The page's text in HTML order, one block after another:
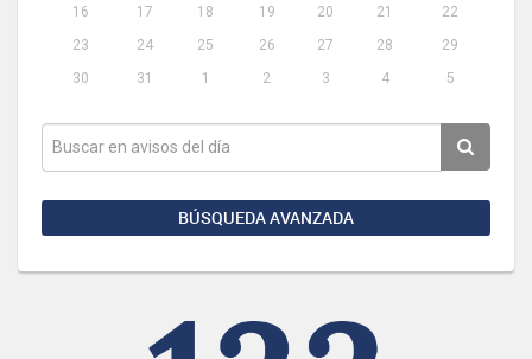
16
17 18 19 20 21
22
23
24 25 26 27 28
29
30
31 1 2 3 4 5
BÚSQUEDA AVANZADA